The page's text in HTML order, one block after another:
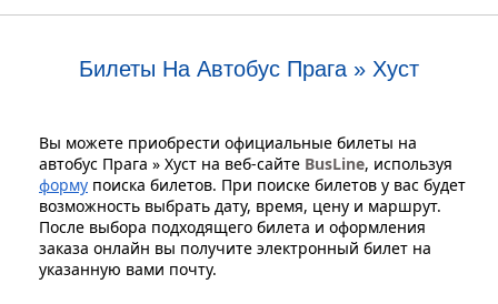
Билеты На Автобус Прага » Хуст
Вы можете приобрести официальные билеты на
автобус Прага » Хуст на веб-сайте BusLine, используя
форму поиска билетов. При поиске билетов у вас будет
возможность выбрать дату, время, цену и маршрут.
После выбора подходящего билета и оформления
заказа онлайн вы получите электронный билет на
указанную вами почту.